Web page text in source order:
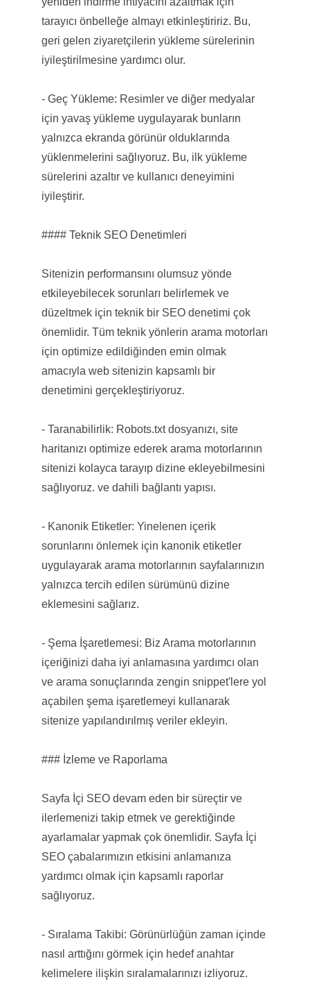
tarayıcı önbelleğe almayı etkinleştiririz. Bu,
geri gelen ziyaretçilerin yükleme sürelerinin
iyileştirilmesine yardımcı olur.
- Geç Yükleme: Resimler ve diğer medyalar
için yavaş yükleme uygulayarak bunların
yalnızca ekranda görünür olduklarında
yüklenmelerini sağlıyoruz. Bu, ilk yükleme
sürelerini azaltır ve kullanıcı deneyimini
iyileştirir.
#### Teknik SEO Denetimleri
Sitenizin performansını olumsuz yönde
etkileyebilecek sorunları belirlemek ve
düzeltmek için teknik bir SEO denetimi çok
önemlidir. Tüm teknik yönlerin arama motorları
için optimize edildiğinden emin olmak
amacıyla web sitenizin kapsamlı bir
denetimini gerçekleştiriyoruz.
- Taranabilirlik: Robots.txt dosyanızı, site
haritanızı optimize ederek arama motorlarının
sitenizi kolayca tarayıp dizine ekleyebilmesini
sağlıyoruz. ve dahili bağlantı yapısı.
- Kanonik Etiketler: Yinelenen içerik
sorunlarını önlemek için kanonik etiketler
uygulayarak arama motorlarının sayfalarınızın
yalnızca tercih edilen sürümünü dizine
eklemesini sağlarız.
- Şema İşaretlemesi: Biz Arama motorlarının
içeriğinizi daha iyi anlamasına yardımcı olan
ve arama sonuçlarında zengin snippet'lere yol
açabilen şema işaretlemeyi kullanarak
sitenize yapılandırılmış veriler ekleyin.
### İzleme ve Raporlama
Sayfa İçi SEO devam eden bir süreçtir ve
ilerlemenizi takip etmek ve gerektiğinde
ayarlamalar yapmak çok önemlidir. Sayfa İçi
SEO çabalarımızın etkisini anlamanıza
yardımcı olmak için kapsamlı raporlar
sağlıyoruz.
- Sıralama Takibi: Görünürlüğün zaman içinde
nasıl arttığını görmek için hedef anahtar
kelimelere ilişkin sıralamalarınızı izliyoruz.